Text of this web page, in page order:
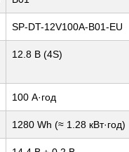
SP-DT-12V100A-B01-EU
12.8 В (4S)
100 А·год
1280 Wh (≈ 1.28 кВт·год)